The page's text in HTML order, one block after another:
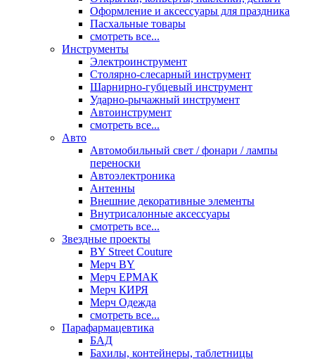
Оформление и аксессуары для праздника
Пасхальные товары
смотреть все...
Инструменты
Электроинструмент
Столярно-слесарный инструмент
Шарнирно-губцевый инструмент
Ударно-рычажный инструмент
Автоинструмент
смотреть все...
Авто
Автомобильный свет / фонари / лампы
переноски
Автоэлектроника
Антенны
Внешние декоративные элементы
Внутрисалонные аксессуары
смотреть все...
Звездные проекты
BY Street Couture
Мерч BY
Мерч ЕРМАК
Мерч КИРЯ
Мерч Одежда
смотреть все...
Парафармацевтика
БАД
Бахилы, контейнеры, таблетницы